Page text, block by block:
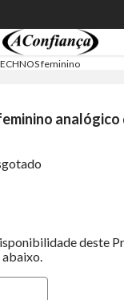
feminino
deste
abaixo.